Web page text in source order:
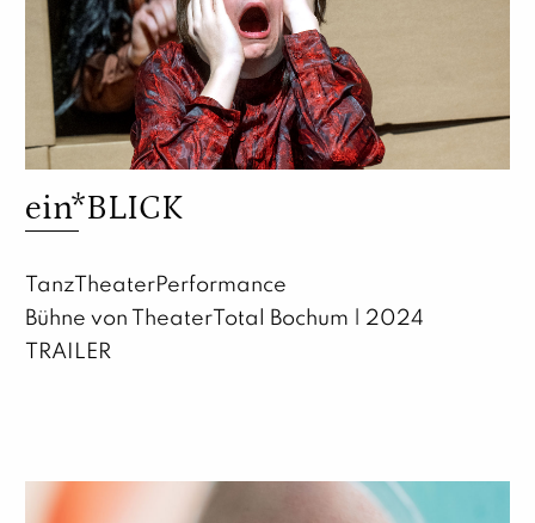
ein*BLICK
TanzTheaterPerformance
Bühne von TheaterTotal Bochum | 2024
TRAILER